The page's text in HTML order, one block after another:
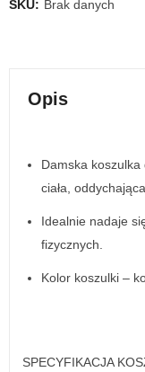
SKU: Brak danych
Opis
Damska
ciała,
Idealnie nadaje
fizycznych.
Kolor koszulki –
SPECYFIKACJA